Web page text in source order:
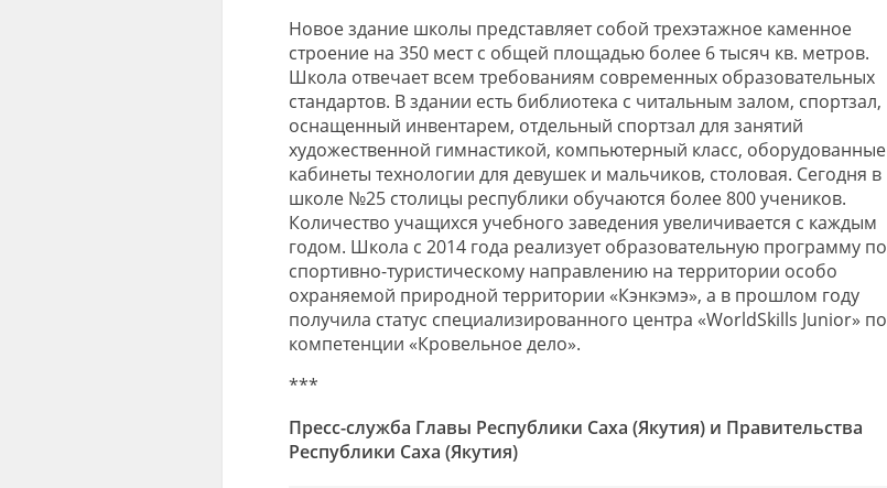
Новое здание школы представляет собой трехэтажное каменное
строение на 350 мест с общей площадью более 6 тысяч кв. метров.
Школа отвечает всем требованиям современных образовательных
стандартов. В здании есть библиотека с читальным залом, спортзал,
оснащенный инвентарем, отдельный спортзал для занятий
художественной гимнастикой, компьютерный класс, оборудованные
кабинеты технологии для девушек и мальчиков, столовая. Сегодня в
школе №25 столицы республики обучаются более 800 учеников.
Количество учащихся учебного заведения увеличивается с каждым
годом. Школа с 2014 года реализует образовательную программу по
спортивно-туристическому направлению на территории особо
охраняемой природной территории «Кэнкэмэ», а в прошлом году
получила статус специализированного центра «WorldSkills Junior» по
компетенции «Кровельное дело».
***
Пресс-служба Главы Республики Саха (Якутия) и Правительства
Республики Саха (Якутия)